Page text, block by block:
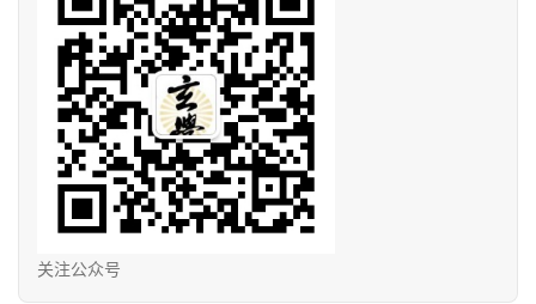
关注公众号